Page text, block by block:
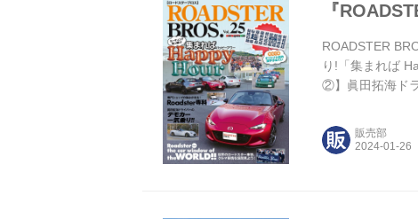
『
ROADSTER
り!「集まれば
②】眞田拓海ド
「走」へんを使
販売部